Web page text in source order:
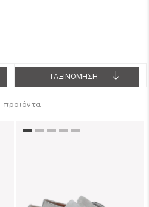
ΤΑΞΙΝΟΜΗΣΗ
προϊόντα